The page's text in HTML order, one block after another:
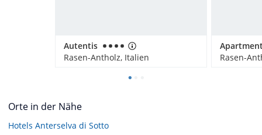
Autentis
Rasen-Antholz, Italien
Rasen-
Orte in der Nähe
Hotels Anterselva di Sotto